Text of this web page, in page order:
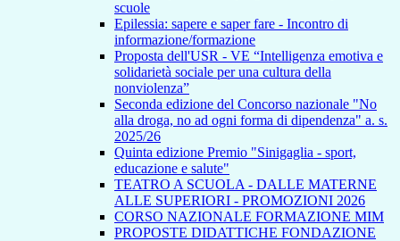
scuole
Epilessia: sapere e saper fare - Incontro di
informazione/formazione
Proposta dell'USR - VE “Intelligenza emotiva e
solidarietà sociale per una cultura della
nonviolenza”
Seconda edizione del Concorso nazionale "No
alla droga, no ad ogni forma di dipendenza" a. s.
2025/26
Quinta edizione Premio "Sinigaglia - sport,
educazione e salute"
TEATRO A SCUOLA - DALLE MATERNE
ALLE SUPERIORI - PROMOZIONI 2026
CORSO NAZIONALE FORMAZIONE MIM
PROPOSTE DIDATTICHE FONDAZIONE